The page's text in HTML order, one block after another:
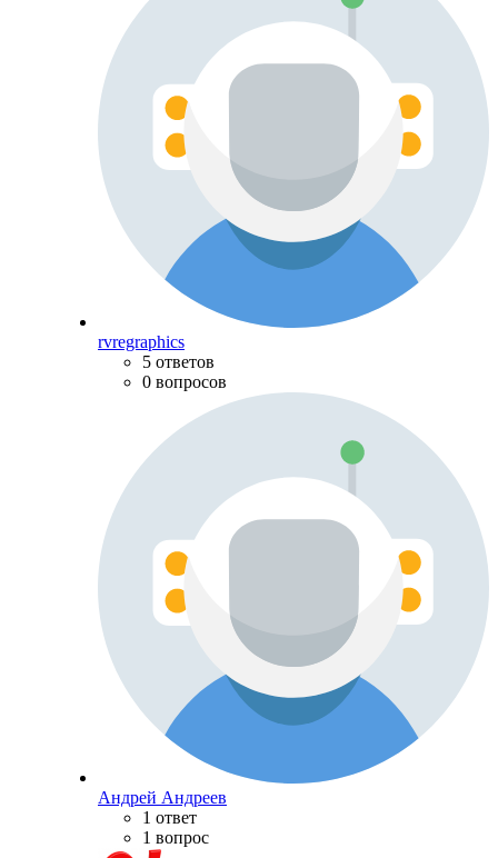
rvregraphics
5 ответов
0 вопросов
Андрей Андреев
1 ответ
1 вопрос